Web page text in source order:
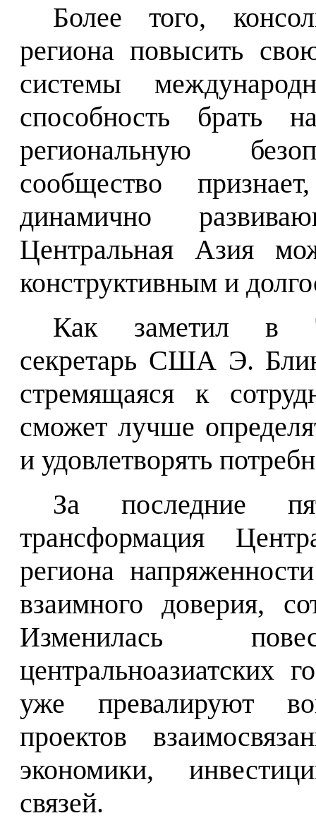
Более того,
региона повысить
системы
способность брать
региональную
сообщество
динамично
Центральная Азия
конструктивным и
Как заметил в
секретарь США Э.
стремящаяся к
сможет лучше
и удовлетворять
За последние
трансформация
региона
взаимного доверия,
Изменилась
центральноазиатских
уже превалируют
проектов
экономики,
связей.